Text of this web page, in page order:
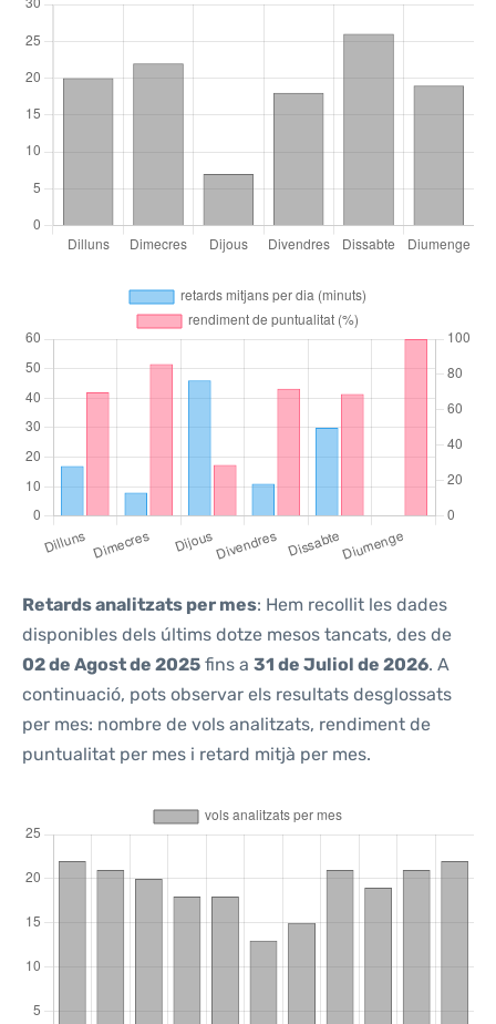
Retards analitzats per mes: Hem recollit les dades
disponibles dels últims dotze mesos tancats, des de
02 de Agost de 2025 fins a 31 de Juliol de 2026. A
continuació, pots observar els resultats desglossats
per mes: nombre de vols analitzats, rendiment de
puntualitat per mes i retard mitjà per mes.